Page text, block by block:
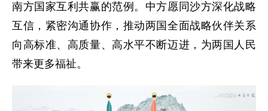
南方国家互利共赢的范例。中方愿同沙方深化战略
互信，紧密沟通协作，推动两国全面战略伙伴关系
向高标准、高质量、高水平不断迈进，为两国人民
带来更多福祉。